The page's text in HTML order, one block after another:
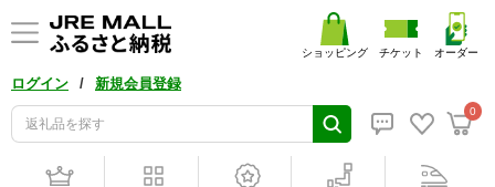
ログイン / 新規会員登録
0
ショッピング チケット オーダー